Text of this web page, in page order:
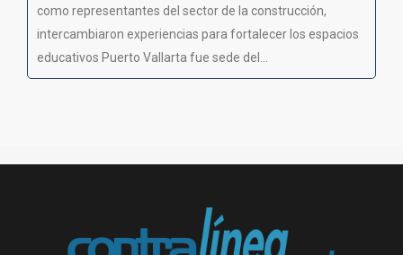
como representantes del sector de la construcción,
intercambiaron experiencias para fortalecer los espacios
educativos Puerto Vallarta fue sede del...